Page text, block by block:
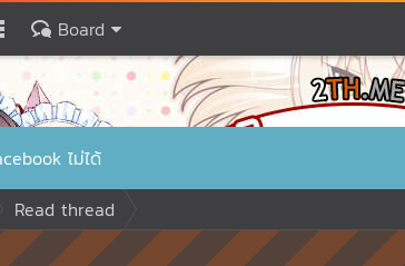
Board
ไม่ได้
Read thread